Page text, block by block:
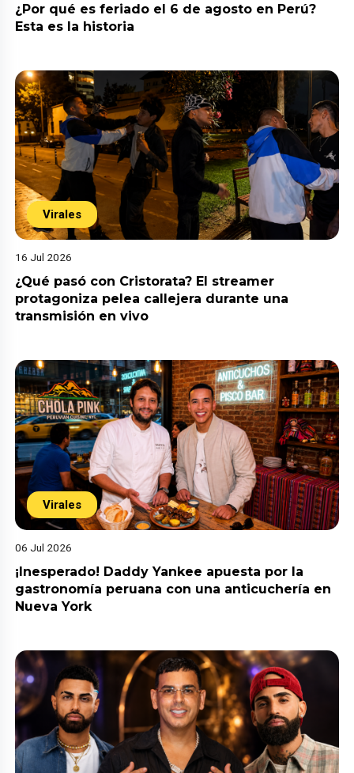
¿Por qué es feriado el 6 de agosto en Perú?
Esta es la historia
Virales
16 Jul 2026
¿Qué pasó con Cristorata? El streamer
protagoniza pelea callejera durante una
transmisión en vivo
Virales
06 Jul 2026
¡Inesperado! Daddy Yankee apuesta por la
gastronomía peruana con una anticuchería en
Nueva York